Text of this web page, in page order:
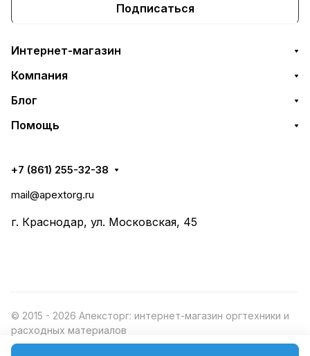
Подписаться
Интернет-магазин
Компания
Блог
Помощь
+7 (861) 255-32-38
mail@apextorg.ru
г. Краснодар, ул. Московская, 45
© 2015 - 2026 Апексторг: интернет-магазин оргтехники и
расходных материалов